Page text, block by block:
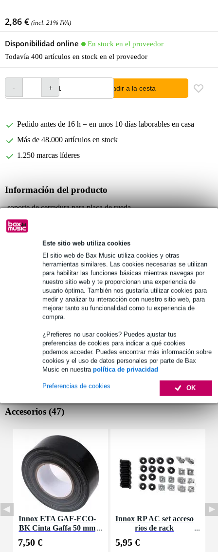
Este sitio web utiliza cookies
El sitio web de Bax Music utiliza cookies y otras
herramientas similares. Las cookies necesarias se utilizan
para habilitar las funciones básicas mientras navegas por
nuestro sitio web y te proporcionan una experiencia de
usuario óptima. También nos gustaría utilizar cookies para
medir y analizar tu interacción con nuestro sitio web, para
mejorar tanto su funcionalidad como tu experiencia de
compra.
¿Prefieres no usar cookies? Puedes ajustar tus
preferencias de cookies para indicar a qué cookies
podemos acceder. Puedes encontrar más información sobre
cookies y el uso de datos personales por parte de Bax
Music en nuestra política de privacidad
OK
Preferencias de cookies
2,86 € (incl. 21% IVA)
Disponibilidad online
En stock en el proveedor
Todavía 400 artículos en stock en el proveedor
añadir a la cesta
Pedido antes de 16 h = en unos 10 días laborables en casa
Más de 48.000 artículos en stock
1.250 marcas líderes
Información del producto
soporte de cerradura para placa de rueda
adecuado para madera de 15 mm
material: acero
Especificaciones completas
Véase también (3)
Accesorios (47)
Innox ETA GAF-ECO-
BK Cinta Gaffa 50 mm
7,50 €
Innox RP AC set acceso
rios de rack
5,95 €